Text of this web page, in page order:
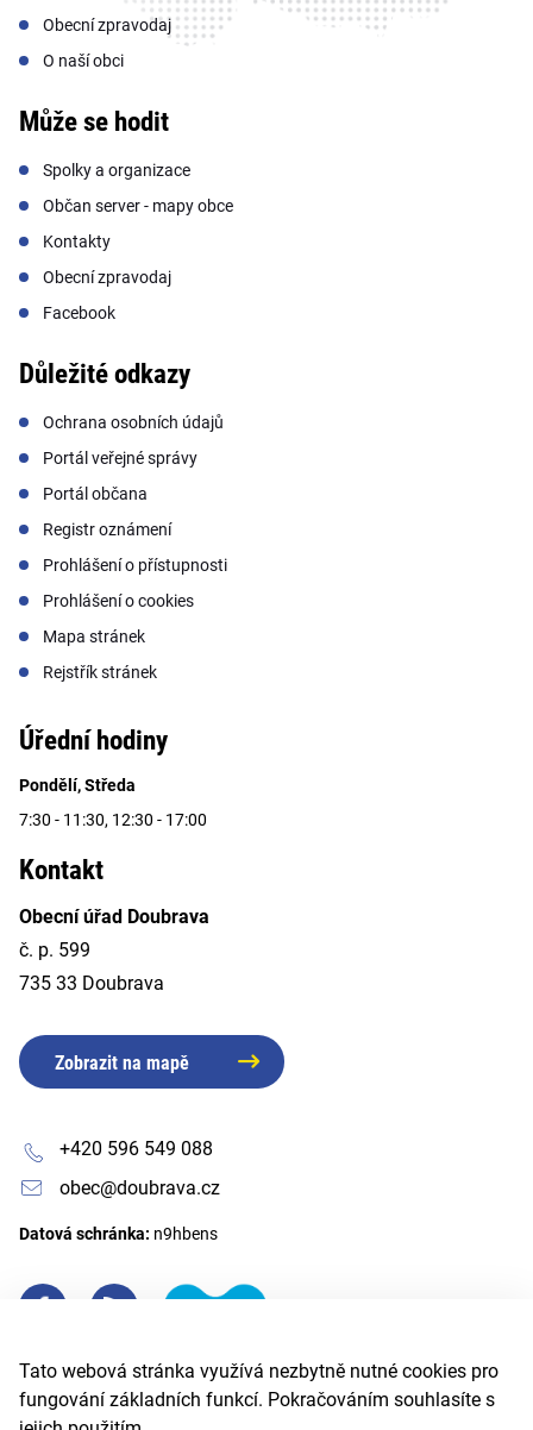
Tato webová stránka využívá nezbytně nutné cookies pro
fungování základních funkcí. Pokračováním souhlasíte s
Obecní zpravodaj
O naší obci
Může se hodit
Spolky a organizace
Občan server - mapy obce
Kontakty
Obecní zpravodaj
Facebook
Důležité odkazy
Ochrana osobních údajů
Portál veřejné správy
Portál občana
Registr oznámení
Prohlášení o přístupnosti
Prohlášení o cookies
Mapa stránek
Rejstřík stránek
Úřední hodiny
Pondělí, Středa
7:30 - 11:30, 12:30 - 17:00
Kontakt
Obecní úřad Doubrava
č. p. 599
735 33 Doubrava
Zobrazit na mapě
+420 596 549 088
obec@doubrava.cz
Datová schránka: n9hbens